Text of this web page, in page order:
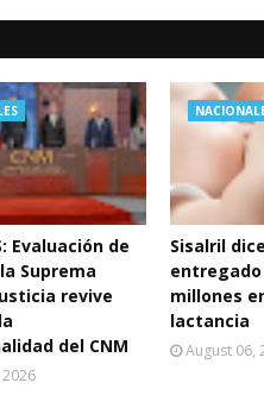
Evaluación de
Suprema
revive
del CNM
Sisalril
entregado
millones
lactancia
August 06,